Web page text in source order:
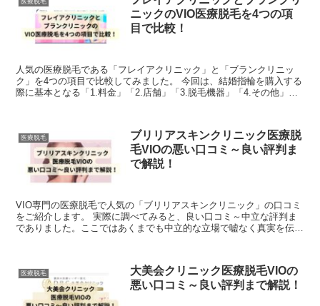
医療脱毛
ニックのVIO医療脱毛を4つの項
目で比較！
人気の医療脱毛である「フレイアクリニック」と「ブランクリニッ
ク」を4つの項目で比較してみました。 今回は、結婚指輪を購入する
際に基本となる「1.料金」「2.店舗」「3.脱毛機器」「4.その他」を
医療脱毛
ブリリアスキンクリニック医療脱
毛VIOの悪い口コミ～良い評判ま
で解説！
VIO専門の医療脱毛で人気の「ブリリアスキンクリニック」の口コミ
をご紹介します。 実際に調べてみると、良い口コミ～中立な評判ま
でありました。ここではあくまでも中立的な立場で嘘なく真実を伝え
医療脱毛
大美会クリニック医療脱毛VIOの
悪い口コミ～良い評判まで解説！